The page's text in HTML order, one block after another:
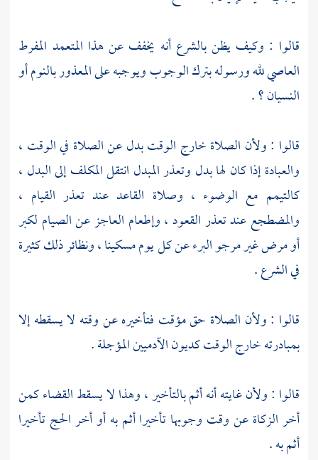
قالوا : وكيف يظن بالشرع أنه يخفف عن هذا المتعمد المفرط
العاصي لله ورسوله بترك الوجوب ويوجبه على المعذور بالنوم أو
النسيان ؟ .
قالوا : ولأن الصلاة خارج الوقت بدل عن الصلاة في الوقت ،
والعبادة إذا كان لها بدل وتعذر المبدل انتقل المكلف إلى البدل ،
كالتيمم مع الوضوء ، وصلاة القاعد عند تعذر القيام ،
والمضطجع عند تعذر القعود ، وإطعام العاجز عن الصيام لكبر
أو مرض غير مرجو البرء عن كل يوم مسكينا ، ونظائر ذلك كثيرة
في الشرع .
قالوا : ولأن الصلاة حق مؤقت فتأخيره عن وقته لا يسقطه إلا
بمبادرته خارج الوقت كديون الآدميين المؤجلة .
قالوا : ولأن غايته أنه أثم بالتأخير ، وهذا لا يسقط القضاء كمن
أخر الزكاة عن وقت وجوبها تأخيرا أثم به أو أخر الحج تأخيرا
أثم به .